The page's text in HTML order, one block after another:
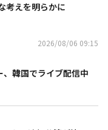
考えを明らかに
2026/08/06 09:15
韓国でライブ配信中